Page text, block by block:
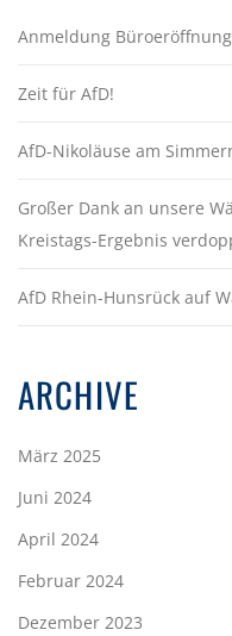
Anmeldung
Zeit für AfD!
AfD-Nikoläuse am
Großer Dank an unsere
Kreistags-Ergebnis
AfD Rhein-Hunsrück auf
ARCHIVE
März 2025
Juni 2024
April 2024
Februar 2024
Dezember 2023